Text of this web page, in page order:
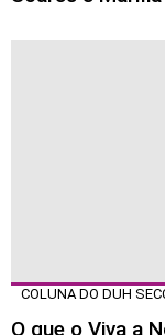
COLUNA DO DUH
O que o Viva a